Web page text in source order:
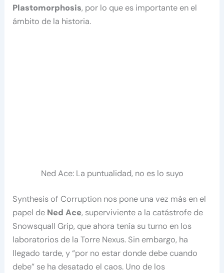
Plastomorphosis, por lo que es importante en el
ámbito de la historia.
Ned Ace: La puntualidad, no es lo suyo
Synthesis of Corruption nos pone una vez más en el
papel de Ned Ace, superviviente a la catástrofe de
Snowsquall Grip, que ahora tenía su turno en los
laboratorios de la Torre Nexus. Sin embargo, ha
llegado tarde, y “por no estar donde debe cuando
debe” se ha desatado el caos. Uno de los